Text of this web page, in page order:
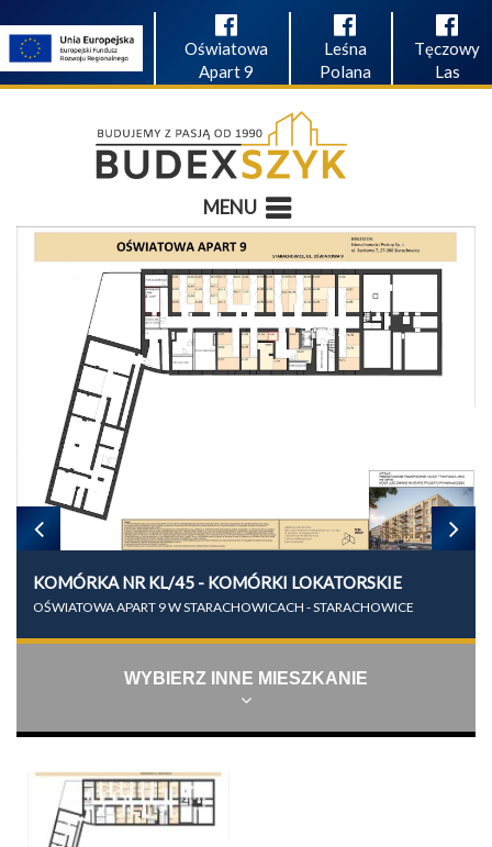
Oświatowa
Apart 9
Leśna
Polana
Tęczowy
Las
MENU
KOMÓRKA NR KL/45 - KOMÓRKI LOKATORSKIE
OŚWIATOWA APART 9 W STARACHOWICACH - STARACHOWICE
WYBIERZ INNE MIESZKANIE